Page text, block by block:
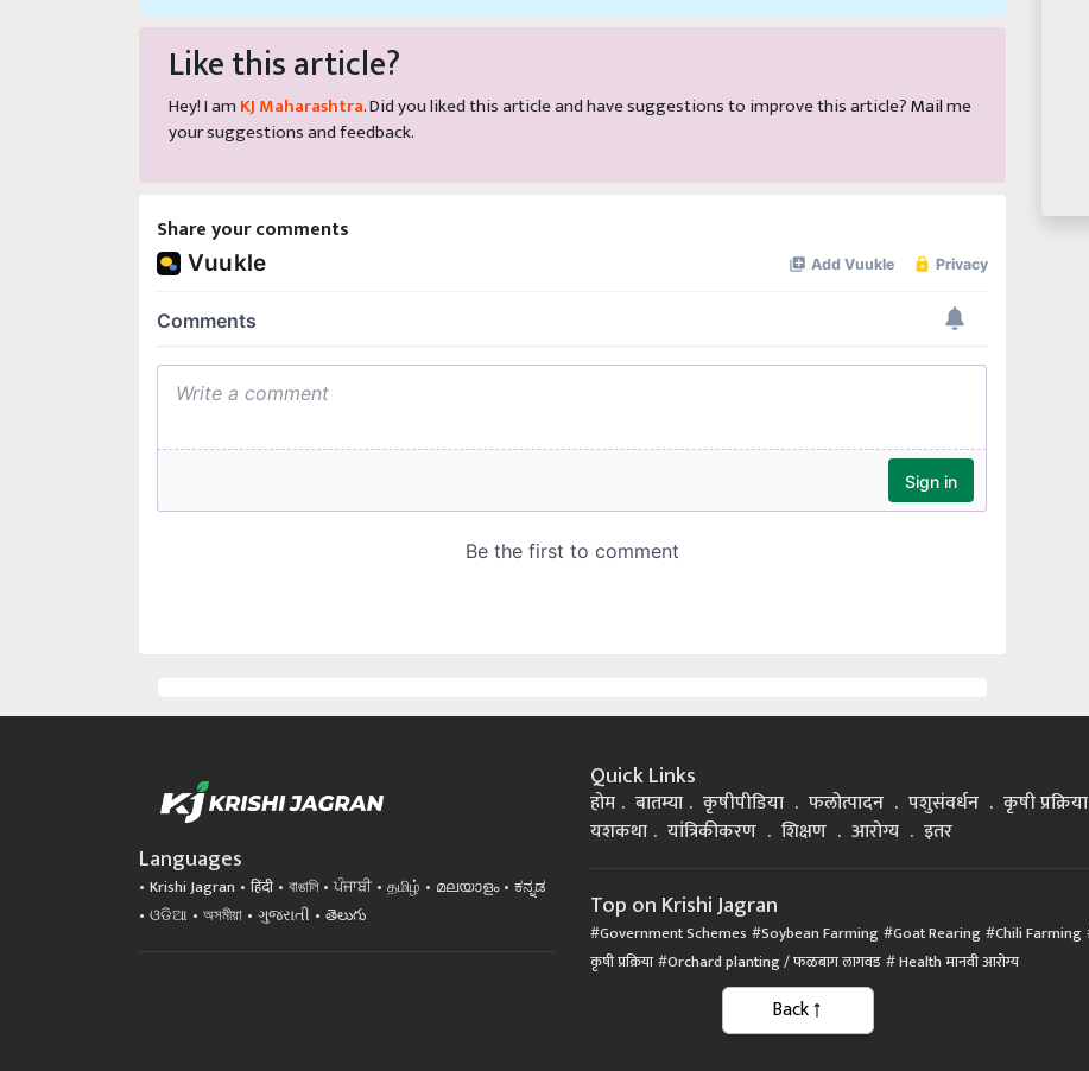
Like this article?
Hey! I am KJ Maharashtra . Did you liked this article and have suggestions to improve this article? Mail
your suggestions and feedback.
Share your comments
Languages
Krishi Jagran हिंदी বাঙালি ਪੰਜਾਬੀ தமிழ்
ಕನ್ನಡ
ଓଡିଆ
অসমীয়া ગુજરાતી తెలుగు
Quick Links
होम बातम्या कृषीपीडिया फलोत्पादन पशुसंवर्धन
कृषी प्रक्रिया
यशकथा
यांत्रिकीकरण शिक्षण आरोग्य इतर
Top on Krishi Jagran
Government Schemes Soybean Farming Goat Rearing
Chili Farming
कृषी प्रक्रिया
Orchard planting / फळबाग लागवड Health मानवी आरोग्य
Back